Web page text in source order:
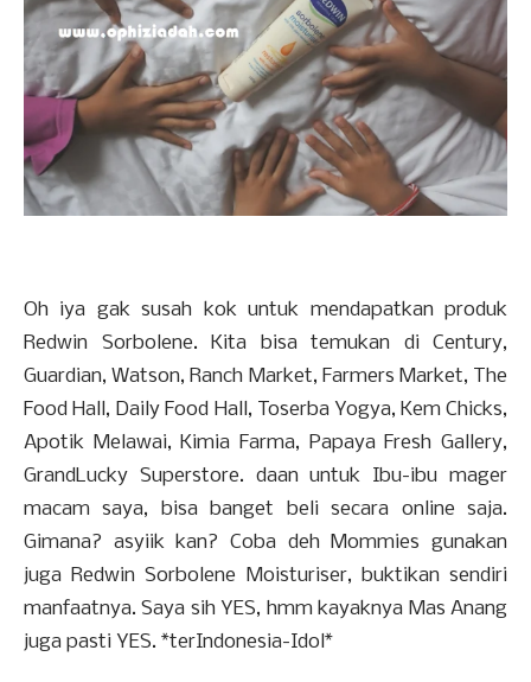
Oh iya gak susah kok untuk mendapatkan produk
Redwin Sorbolene. Kita bisa temukan di Century,
Guardian, Watson, Ranch Market, Farmers Market, The
Food Hall, Daily Food Hall, Toserba Yogya, Kem Chicks,
Apotik Melawai, Kimia Farma, Papaya Fresh Gallery,
GrandLucky Superstore. daan untuk Ibu-ibu mager
macam saya, bisa banget beli secara online saja.
Gimana? asyiik kan? Coba deh Mommies gunakan
juga Redwin Sorbolene Moisturiser, buktikan sendiri
manfaatnya. Saya sih YES, hmm kayaknya Mas Anang
juga pasti YES. *terIndonesia-Idol*